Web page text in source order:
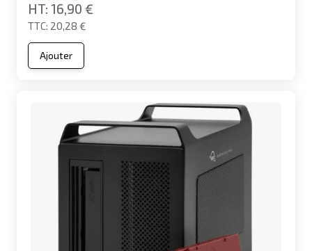
20,28 €
16,90 €
Ajouter